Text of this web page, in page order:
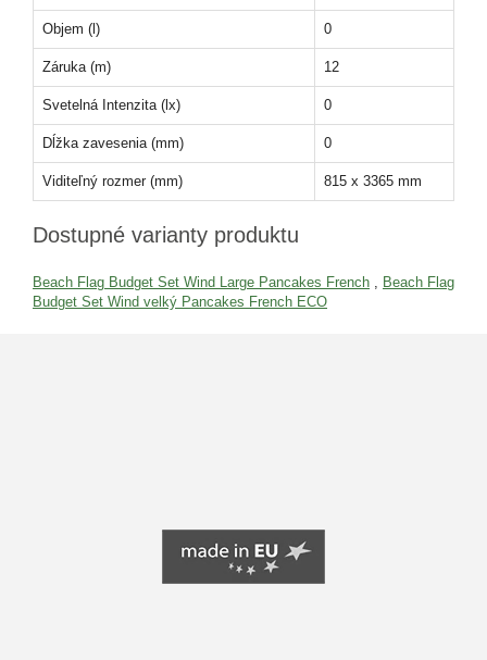
Objem (l) 0
Záruka (m) 12
Svetelná Intenzita (lx) 0
Dĺžka zavesenia (mm) 0
Viditeľný rozmer (mm) 815 x 3365 mm
Dostupné varianty produktu
Beach Flag Budget Set Wind Large Pancakes French
Beach Flag
Budget Set Wind velký Pancakes French ECO